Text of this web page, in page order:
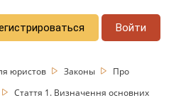
Войти
юристов Законы
Про
Стаття 1. Визначення основних